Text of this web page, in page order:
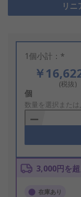
リ
1個小計：*
￥
(税抜)
Add
to
Basket
個
数量を選択または
3,000円を
在庫あり